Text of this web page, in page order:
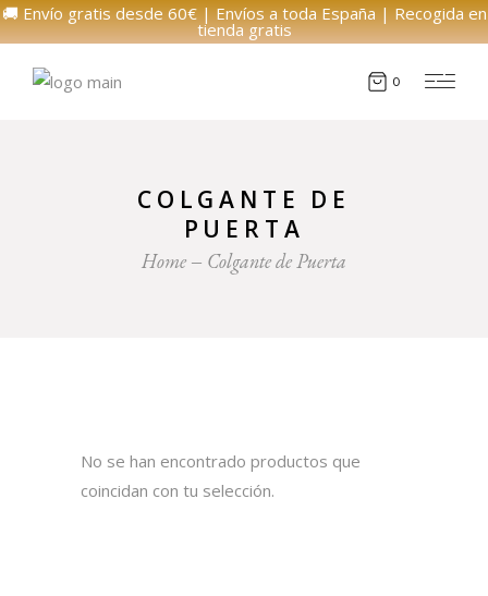
🚚 Envío gratis desde 60€ | Envíos a toda España | Recogida en
tienda gratis
0
COLGANTE DE
PUERTA
Home Colgante de Puerta
No se han encontrado productos que
coincidan con tu selección.